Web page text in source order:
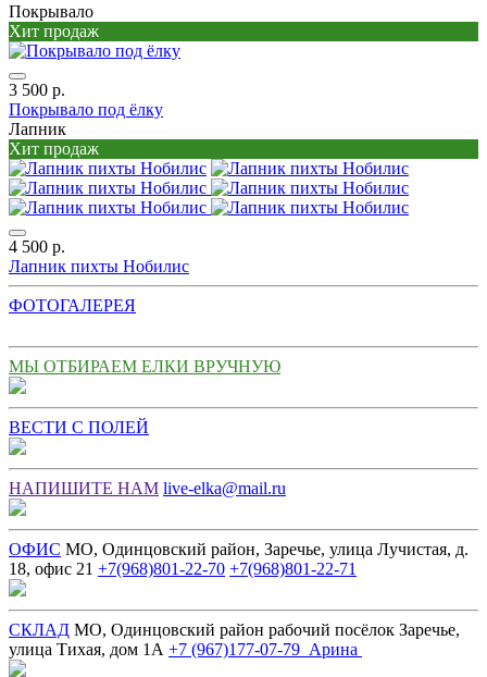
Покрывало
Хит продаж
3 500 р.
Покрывало под ёлку
Лапник
Хит продаж
4 500 р.
Лапник пихты Нобилис
ФОТОГАЛЕРЕЯ
МЫ ОТБИРАЕМ ЕЛКИ ВРУЧНУЮ
ВЕСТИ С ПОЛЕЙ
НАПИШИТЕ НАМ live-elka@mail.ru
ОФИС МО, Одинцовский район, Заречье, улица Лучистая, д.
18, офис 21 +7(968)801-22-70 +7(968)801-22-71
СКЛАД МО, Одинцовский район рабочий посёлок Заречье,
улица Тихая, дом 1А +7 (967)177-07-79 Арина